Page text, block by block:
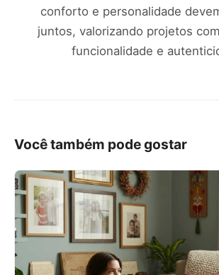
conforto e personalidade
juntos, valorizando projetos
funcionalidade e
Você também pode gostar